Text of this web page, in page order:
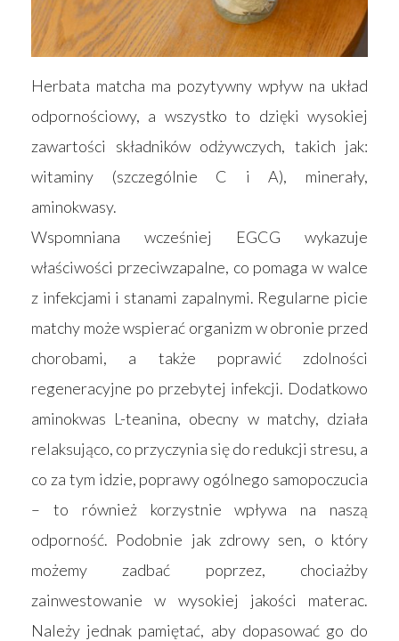
Herbata matcha ma pozytywny wpływ na układ
odpornościowy, a wszystko to dzięki wysokiej
zawartości składników odżywczych, takich jak:
witaminy (szczególnie C i A), minerały,
aminokwasy.
Wspomniana wcześniej EGCG wykazuje
właściwości przeciwzapalne, co pomaga w walce
z infekcjami i stanami zapalnymi. Regularne picie
matchy może wspierać organizm w obronie przed
chorobami, a także poprawić zdolności
regeneracyjne po przebytej infekcji. Dodatkowo
aminokwas L-teanina, obecny w matchy, działa
relaksująco, co przyczynia się do redukcji stresu, a
co za tym idzie, poprawy ogólnego samopoczucia
– to również korzystnie wpływa na naszą
odporność. Podobnie jak zdrowy sen, o który
możemy zadbać poprzez, chociażby
zainwestowanie w wysokiej jakości materac.
Należy jednak pamiętać, aby dopasować go do